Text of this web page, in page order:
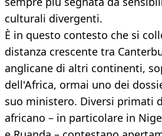
culturali divergenti.
È in questo contesto che si
distanza crescente tra
anglicane di altri continenti,
dell'Africa, ormai uno dei
suo ministero. Diversi primati
africano – in particolare in